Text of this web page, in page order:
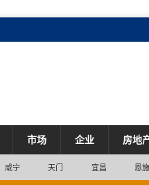
市场 企业 房地
咸宁 天门 宜昌 恩施